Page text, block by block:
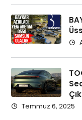
Temmuz 6, 2025